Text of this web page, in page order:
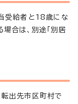
受給者と18歳にな
合は、別途「別居
出先市区町村で